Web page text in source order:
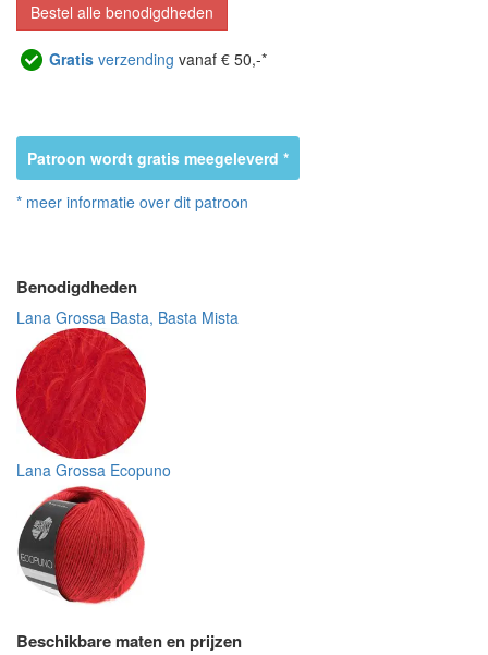
Bestel alle benodigdheden
Gratis verzending vanaf € 50,-*
Patroon wordt gratis meegeleverd *
* meer informatie over dit patroon
Benodigdheden
Lana Grossa Basta, Basta Mista
Lana Grossa Ecopuno
Beschikbare maten en prijzen